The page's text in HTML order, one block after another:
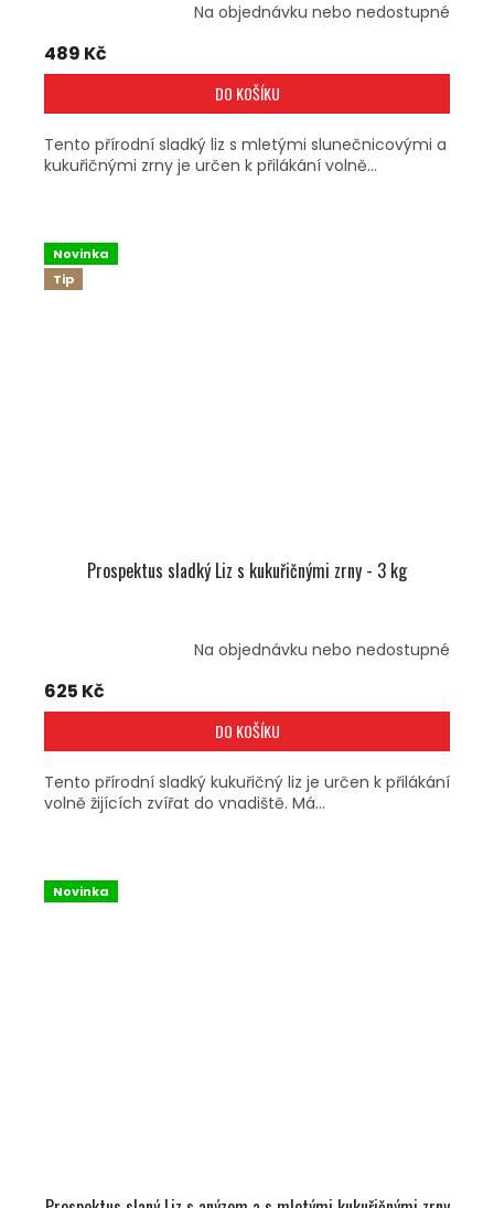
Na objednávku nebo nedostupné
489 Kč
DO KOŠÍKU
Tento přírodní sladký liz s mletými slunečnicovými a
kukuřičnými zrny je určen k přilákání volně...
Novinka
Tip
Prospektus sladký Liz s kukuřičnými zrny - 3 kg
Na objednávku nebo nedostupné
625 Kč
DO KOŠÍKU
Tento přírodní sladký kukuřičný liz je určen k přilákání
volně žijících zvířat do vnadiště. Má...
Novinka